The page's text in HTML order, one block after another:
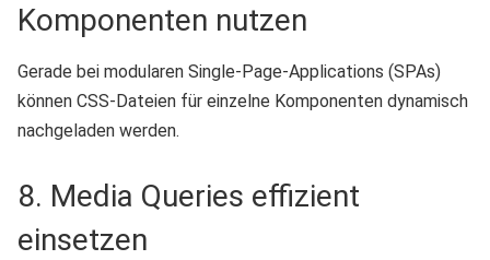
Komponenten nutzen
Gerade bei modularen Single-Page-Applications (SPAs)
können CSS-Dateien für einzelne Komponenten dynamisch
nachgeladen werden.
8. Media Queries effizient
einsetzen